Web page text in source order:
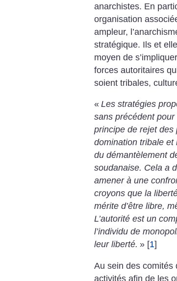
anarchistes. En
organisation
ampleur,
stratégique. Ils et
moyen de
forces autoritaires
soient tribales,
« Les stratégies
sans précédent
principe de rejet
domination tribale
du démantèlement
soudanaise. Cela a
amener à une
croyons que la
mérite d’être libre,
L’autorité est un
l’individu de
leur liberté. » [1]
Au sein des comités
activités afin de les